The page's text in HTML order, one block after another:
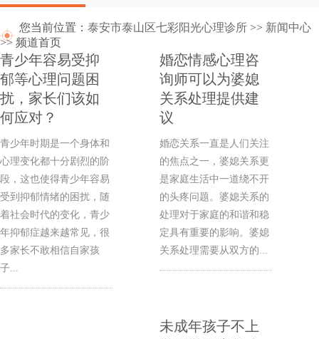
您当前位置： 泰安市泰山区七彩阳光心理诊所 >> 新闻中心
>> 频道首页
青少年容易受抑
郁等心理问题困
扰，家长们该如
何应对？
青少年时期是一个身体和
心理变化都十分剧烈的阶
段，这也使得青少年容易
受到抑郁情绪的困扰，随
着社会时代的变化，青少
年抑郁症越来越常见，很
多家长不敢相信自家孩
子...
婚恋情感心理咨
询师可以为婆媳
关系处理提供建
议
婚恋关系一直是人们关注
的焦点之一，婆媳关系更
是家庭生活中一道绕不开
的头疼问题。婆媳关系的
处理对于家庭的和谐和稳
定具有重要的影响。婆媳
关系处理需要从双方的...
未成年孩子不上